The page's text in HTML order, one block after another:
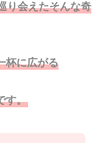
り会えたそんな奇
杯に広がる
す。